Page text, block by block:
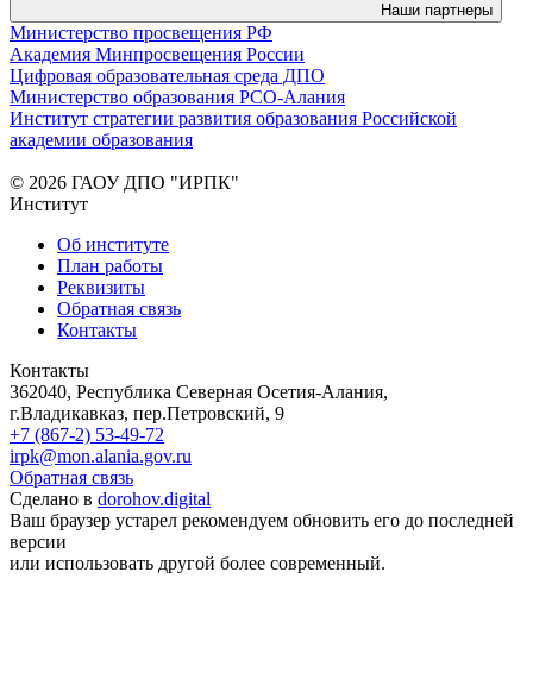
Наши партнеры
Министерство просвещения РФ
Академия Минпросвещения России
Цифровая образовательная среда ДПО
Министерство образования РСО-Алания
Институт стратегии развития образования Российской
академии образования
© 2026 ГАОУ ДПО "ИРПК"
Институт
Об институте
План работы
Реквизиты
Обратная связь
Контакты
Контакты
362040, Республика Северная Осетия-Алания,
г.Владикавказ, пер.Петровский, 9
+7 (867-2) 53-49-72
irpk@mon.alania.gov.ru
Обратная связь
Сделано в dorohov.digital
Ваш браузер устарел рекомендуем обновить его до последней
версии
или использовать другой более современный.